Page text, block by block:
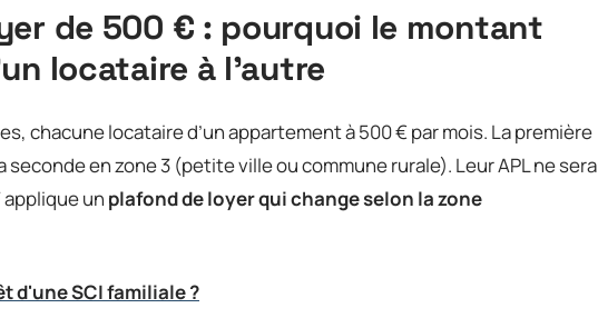
de 500 € : pourquoi le montant
locataire à l’autre
chacune locataire d’un appartement à 500 € par mois. La première
seconde en zone 3 (petite ville ou commune rurale). Leur APL ne sera
applique un plafond de loyer qui change selon la zone
d'une SCI familiale ?